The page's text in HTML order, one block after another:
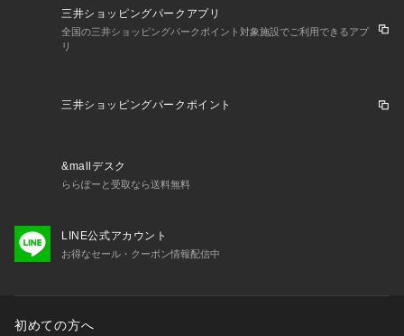
三井ショッピングパークアプリ
全国の三井ショッピングパークポイント対象施設でご利用できるアプ
リ
三井ショッピングパークポイント
&mallデスク
ららぽーと受取なら送料無料
LINE公式アカウント
お得なセール・クーポン情報配信中
初めての方へ